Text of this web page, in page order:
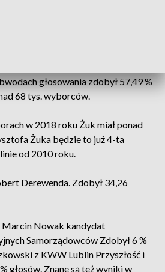
głosowania zdobył 57,49 %
68 tys. wyborców.
w 2018 roku Żuk miał ponad
Żuka będzie to już 4-ta
od 2010 roku.
Derewenda. Zdobył 34,26
Marcin Nowak kandydat
Samorządowców Zdobył 6 %
z KWW Lublin Przyszłość i
głosów. Znane są też wyniki w